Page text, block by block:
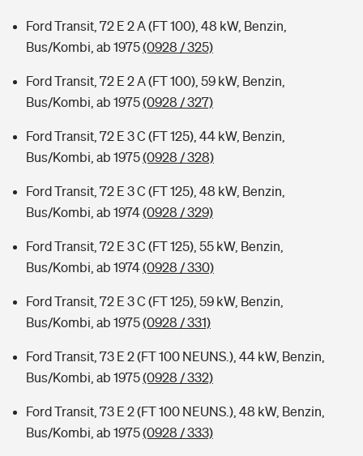
Ford Transit, 72 E 2 A (FT 100), 48 kW, Benzin,
Bus/Kombi, ab 1975(0928 / 325)
Ford Transit, 72 E 2 A (FT 100), 59 kW, Benzin,
Bus/Kombi, ab 1975(0928 / 327)
Ford Transit, 72 E 3 C (FT 125), 44 kW, Benzin,
Bus/Kombi, ab 1975(0928 / 328)
Ford Transit, 72 E 3 C (FT 125), 48 kW, Benzin,
Bus/Kombi, ab 1974(0928 / 329)
Ford Transit, 72 E 3 C (FT 125), 55 kW, Benzin,
Bus/Kombi, ab 1974(0928 / 330)
Ford Transit, 72 E 3 C (FT 125), 59 kW, Benzin,
Bus/Kombi, ab 1975(0928 / 331)
Ford Transit, 73 E 2 (FT 100 NEUNS.), 44 kW, Benzin,
Bus/Kombi, ab 1975(0928 / 332)
Ford Transit, 73 E 2 (FT 100 NEUNS.), 48 kW, Benzin,
Bus/Kombi, ab 1975(0928 / 333)